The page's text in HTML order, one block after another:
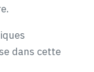
dans cette